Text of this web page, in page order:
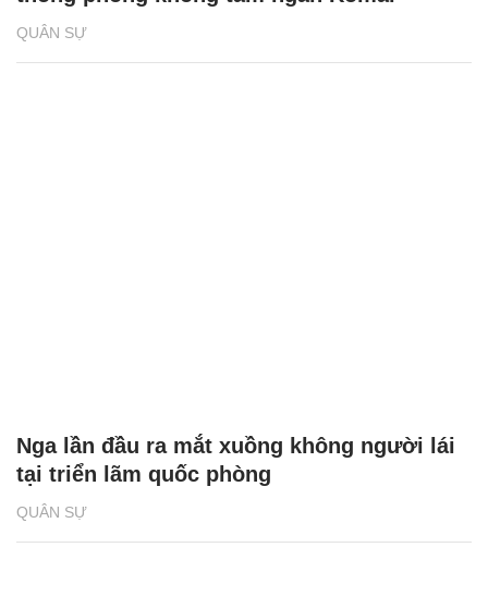
QUÂN SỰ
QUÂN SỰ
Nga lần đầu ra mắt xuồng không người lái
tại triển lãm quốc phòng